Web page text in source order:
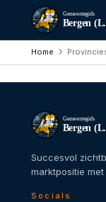
Gemeentegids
Bergen
Home
Gemeentegids
Bergen
Succesvol
marktpositie
Socials